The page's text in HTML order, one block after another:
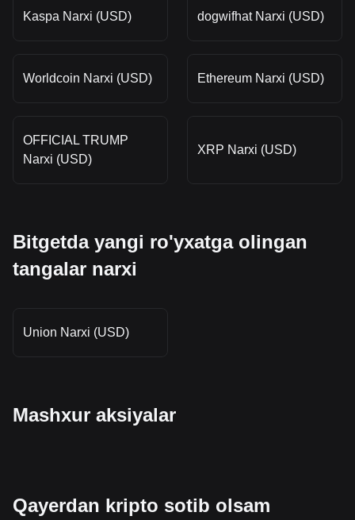
Kaspa Narxi (USD) dogwifhat Narxi (USD)
Worldcoin Narxi (USD) Ethereum Narxi (USD)
OFFICIAL TRUMP
Narxi (USD)
XRP Narxi (USD)
Bitgetda yangi ro'yxatga olingan
tangalar narxi
Union Narxi (USD)
Mashxur aksiyalar
Qayerdan kripto sotib olsam